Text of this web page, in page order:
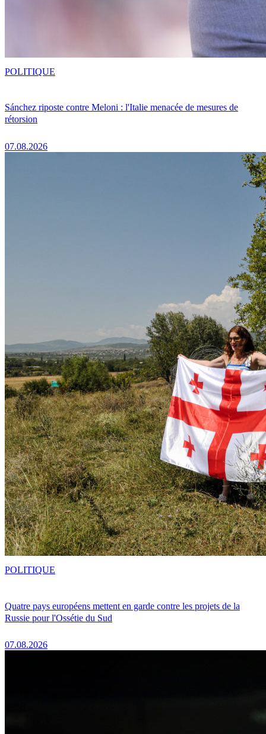
Sánchez riposte contre Meloni : l'Italie menacée de mesures de
rétorsion
07.08.2026
POLITIQUE
Quatre pays européens mettent en garde contre les projets de la
Russie pour l'Ossétie du Sud
07.08.2026
POLITIQUE